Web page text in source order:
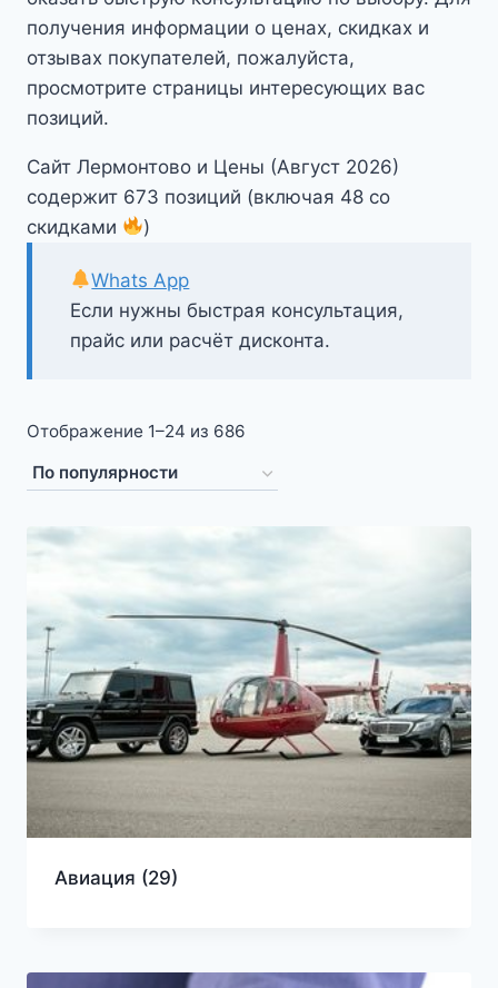
получения информации о ценах, скидках и
отзывах покупателей, пожалуйста,
просмотрите страницы интересующих вас
позиций.
Сайт Лермонтово и Цены (Август 2026)
содержит 673 позиций (включая 48 со
скидками
)
Если нужны быстрая консультация,
прайс или расчёт дисконта.
Whats App
Отображение 1–24 из 686
популярности
Авиация (29)